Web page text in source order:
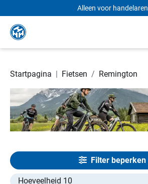
Ga naar de hoofdinhoud
Alleen voor handelaren
Startpagina | Fietsen / Remington
Filter beperken
Select limit